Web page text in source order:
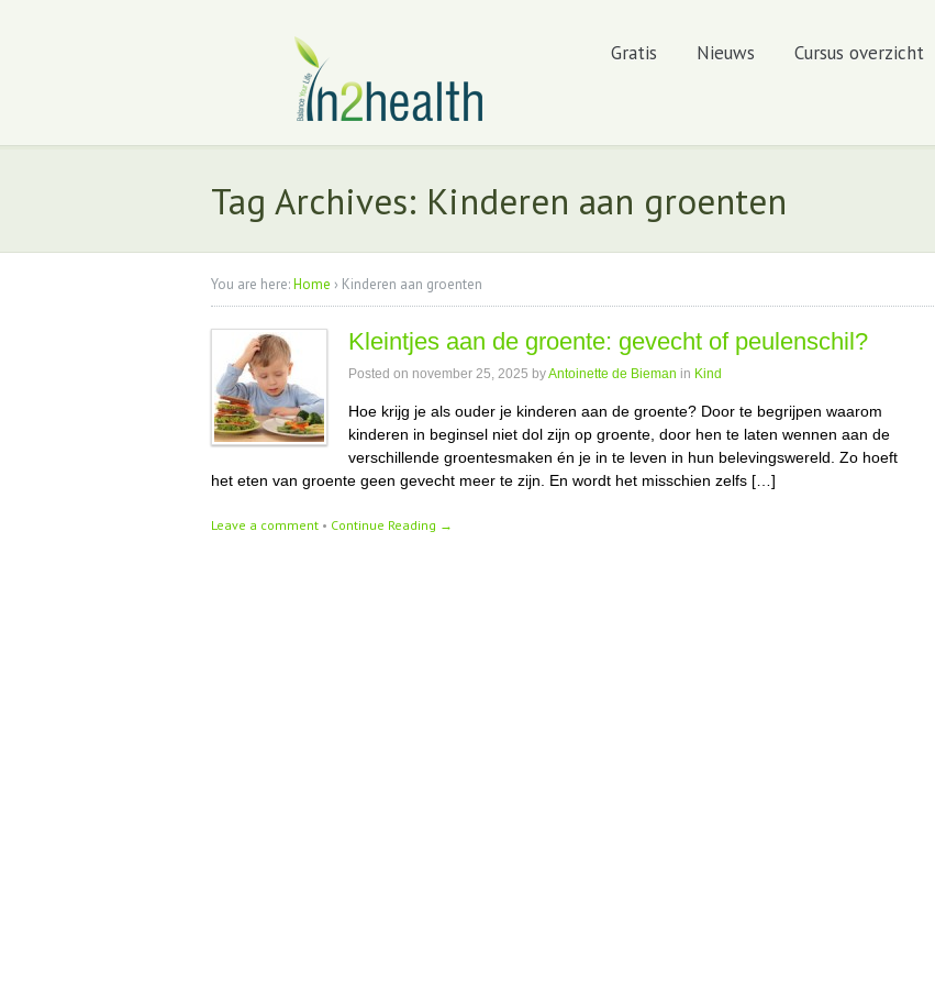
Gratis Nieuws Cursus overzicht
Tag Archives: Kinderen aan groenten
You are here:Home › Kinderen aan groenten
Kleintjes aan de groente: gevecht of peulenschil?
Posted on november 25, 2025 byAntoinette de Bieman in Kind
Hoe krijg je als ouder je kinderen aan de groente? Door te begrijpen waarom
kinderen in beginsel niet dol zijn op groente, door hen te laten wennen aan de
verschillende groentesmaken én je in te leven in hun belevingswereld. Zo hoeft
het eten van groente geen gevecht meer te zijn. En wordt het misschien zelfs […]
Leave a comment • Continue Reading →